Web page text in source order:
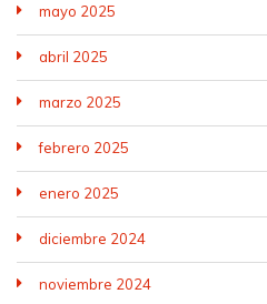
mayo 2025
abril 2025
marzo 2025
febrero 2025
enero 2025
diciembre 2024
noviembre 2024